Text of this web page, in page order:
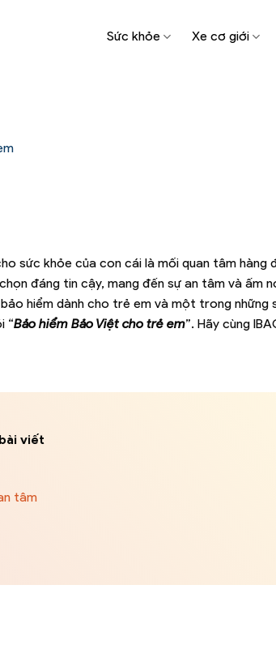
Sức khỏe Xe cơ giới
sức khỏe của con cái là mối quan tâm hàng
đáng tin cậy, mang đến sự an tâm và ấm
hiểm dành cho trẻ em và một trong những
“Bảo hiểm Bảo Việt cho trẻ em”. Hãy cùng
viết
tâm